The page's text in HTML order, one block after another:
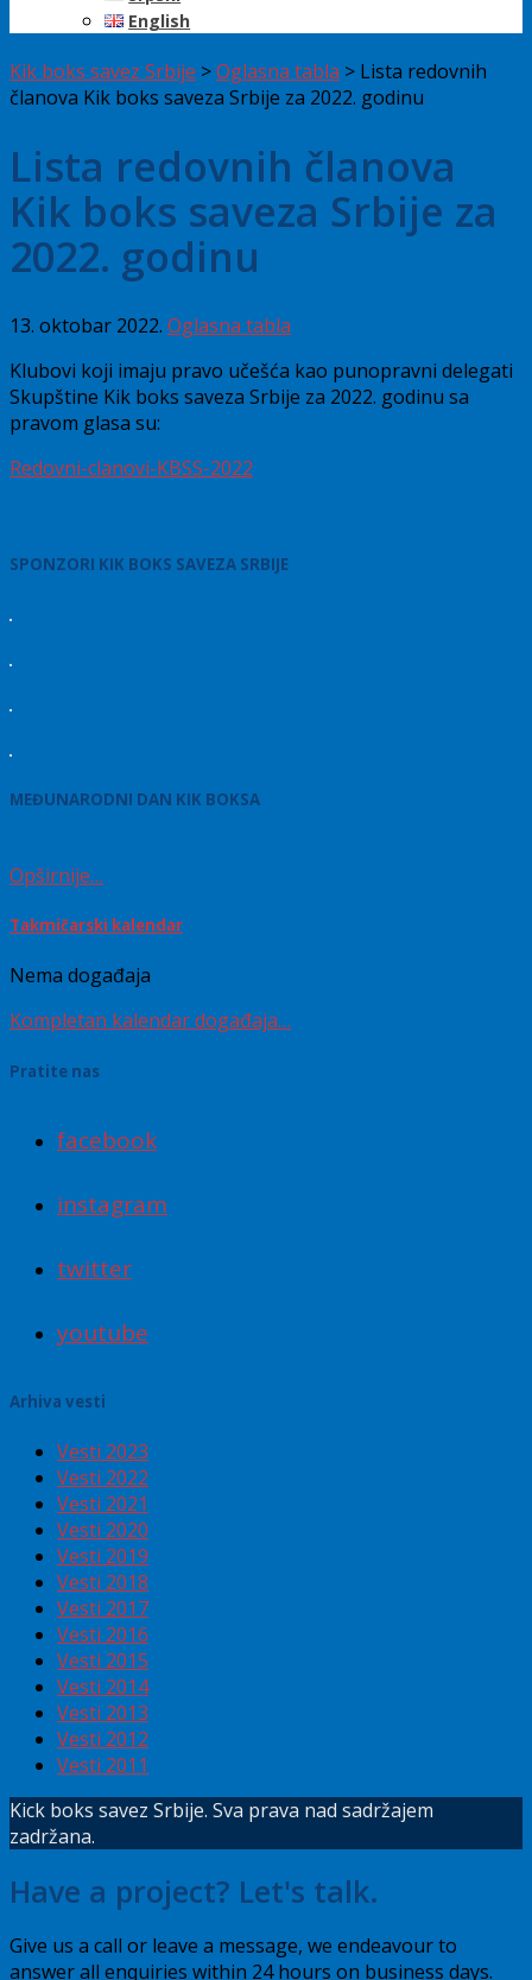
English
Kik boks savez Srbije >Oglasna tabla > Lista redovnih
članova Kik boks saveza Srbije za 2022. godinu
Lista redovnih članova
Kik boks saveza Srbije za
2022. godinu
13. oktobar 2022. Oglasna tabla
Klubovi koji imaju pravo učešća kao punopravni delegati
Skupštine Kik boks saveza Srbije za 2022. godinu sa
pravom glasa su:
Redovni-clanovi-KBSS-2022
SPONZORI KIK BOKS SAVEZA SRBIJE
MEĐUNARODNI DAN KIK BOKSA
Opširnije…
Takmičarski kalendar
Nema događaja
Kompletan kalendar događaja…
Pratite nas
facebook
instagram
twitter
youtube
Arhiva vesti
Vesti 2023
Vesti 2022
Vesti 2021
Vesti 2020
Vesti 2019
Vesti 2018
Vesti 2017
Vesti 2016
Vesti 2015
Vesti 2014
Vesti 2013
Vesti 2012
Vesti 2011
Kick boks savez Srbije. Sva prava nad sadržajem
zadržana.
Have a project? Let's talk.
Give us a call or leave a message, we endeavour to
answer all enquiries within 24 hours on business days.